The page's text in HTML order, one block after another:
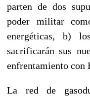
parten de dos
poder militar
energéticas, b)
sacrificarán sus
enfrentamiento con
La red de